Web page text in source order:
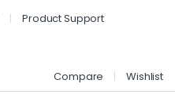
Product Support
Compare
Wishlist